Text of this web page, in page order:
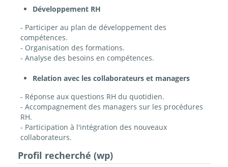
Développement RH
- Participer au plan de développement des
compétences.
- Organisation des formations.
- Analyse des besoins en compétences.
Relation avec les collaborateurs et managers
- Réponse aux questions RH du quotidien.
- Accompagnement des managers sur les procédures
RH.
- Participation à l'intégration des nouveaux
collaborateurs.
Profil recherché (wp)